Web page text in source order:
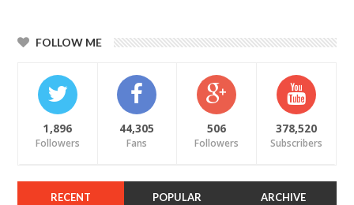
FOLLOW ME
1,896
Followers
44,305
Fans
506
Followers
378,520
Subscribers
RECENT POPULAR ARCHIVE